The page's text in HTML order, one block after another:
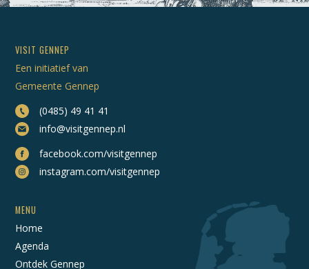
VISIT GENNEP
Een initiatief van
Gemeente Gennep
(0485) 49 41 41
info@visitgennep.nl
facebook.com/visitgennep
instagram.com/visitgennep
MENU
Home
Agenda
Ontdek Gennep